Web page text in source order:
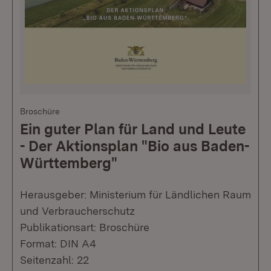
Broschüre
Ein guter Plan für Land und Leute
- Der Aktionsplan "Bio aus Baden-
Württemberg"
Herausgeber: Ministerium für Ländlichen Raum
und Verbraucherschutz
Publikationsart: Broschüre
Format: DIN A4
Seitenzahl: 22